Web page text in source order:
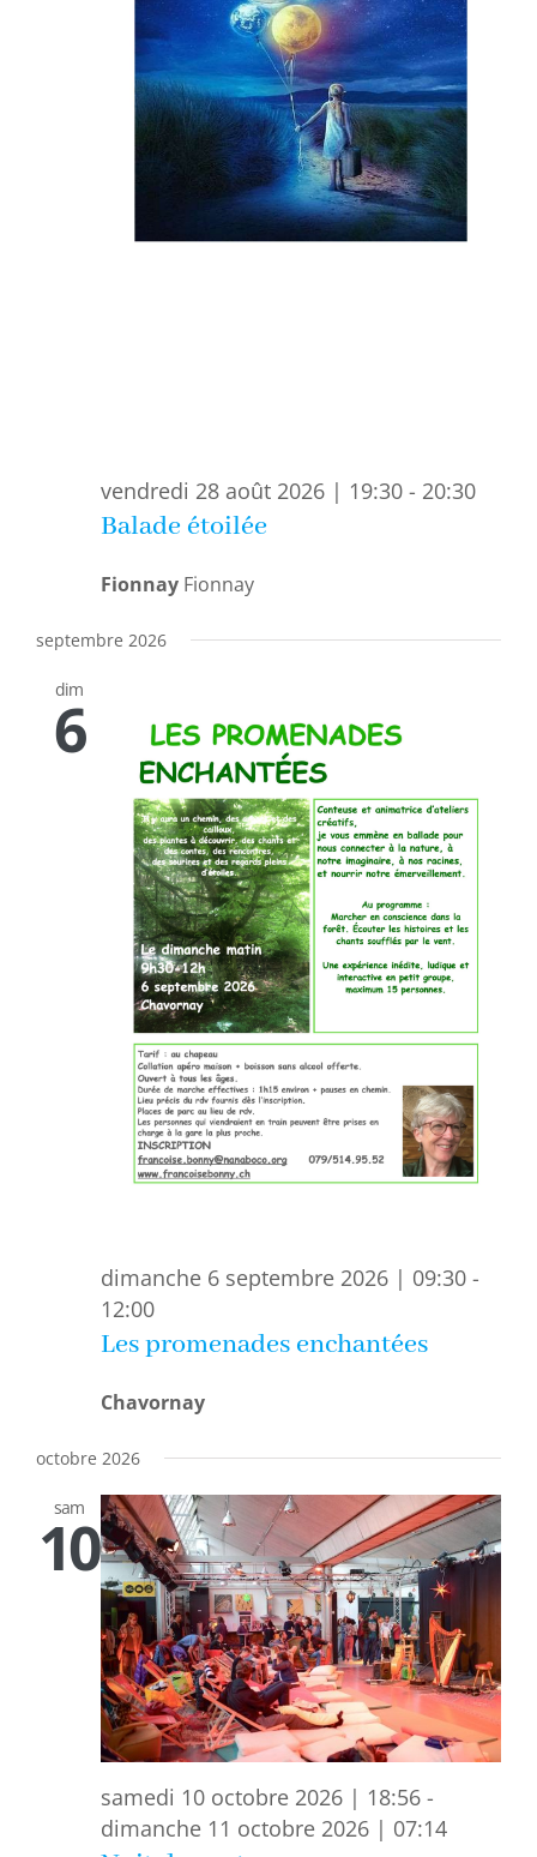
vendredi 28 août 2026 | 19:30 - 20:30
Balade étoilée
Fionnay Fionnay
septembre 2026
dim
6
dimanche 6 septembre 2026 | 09:30 -
12:00
Les promenades enchantées
Chavornay
octobre 2026
sam
10
samedi 10 octobre 2026 | 18:56 -
dimanche 11 octobre 2026 | 07:14